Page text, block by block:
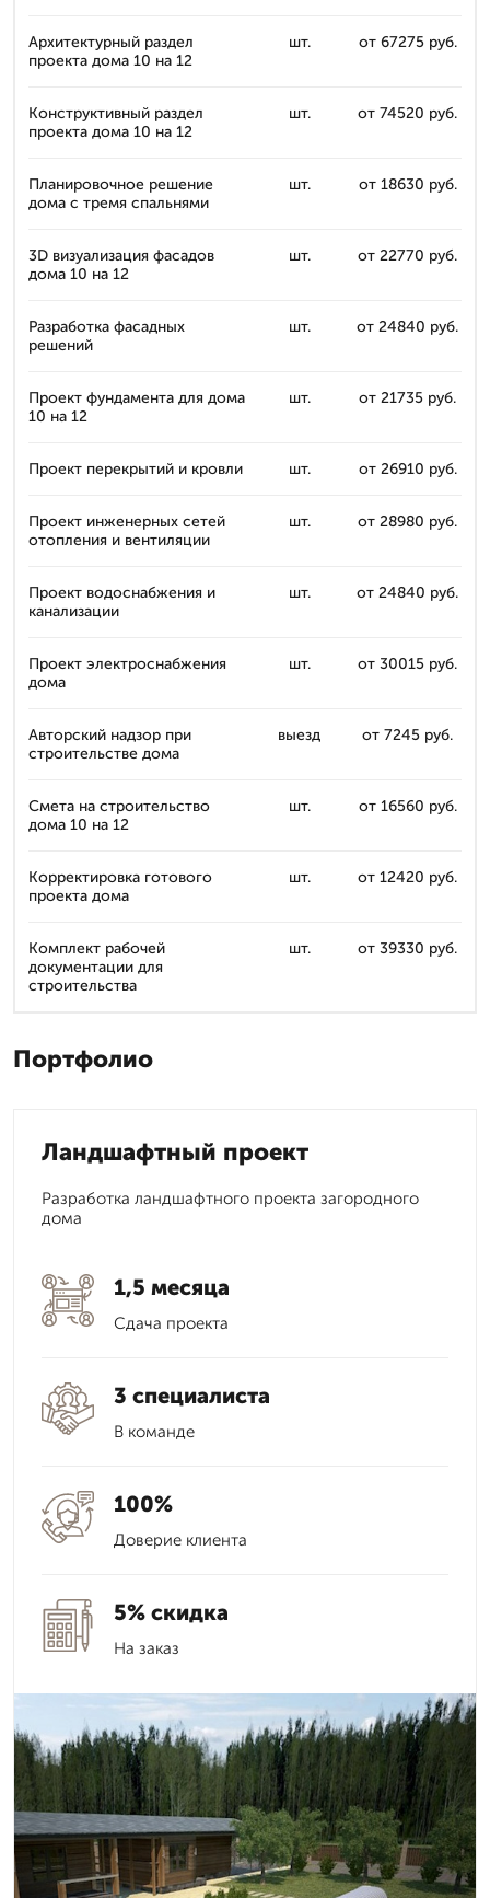
Архитектурный раздел
проекта дома 10 на 12
шт. от 67275 руб.
Конструктивный раздел
проекта дома 10 на 12
шт. от 74520 руб.
Планировочное решение
дома с тремя спальнями
шт. от 18630 руб.
3D визуализация фасадов
дома 10 на 12
шт. от 22770 руб.
Разработка фасадных
решений
шт. от 24840 руб.
Проект фундамента для дома
10 на 12
шт. от 21735 руб.
Проект перекрытий и кровли шт. от 26910 руб.
Проект инженерных сетей
отопления и вентиляции
шт. от 28980 руб.
Проект водоснабжения и
канализации
шт. от 24840 руб.
Проект электроснабжения
дома
шт. от 30015 руб.
Авторский надзор при
строительстве дома
выезд от 7245 руб.
Смета на строительство
дома 10 на 12
шт. от 16560 руб.
Корректировка готового
проекта дома
шт. от 12420 руб.
Комплект рабочей
документации для
строительства
шт. от 39330 руб.
Портфолио
Ландшафтный проект
Разработка ландшафтного проекта загородного
дома
1,5 месяца
Сдача проекта
3 специалиста
В команде
100%
Доверие клиента
5% скидка
На заказ